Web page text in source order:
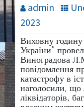
admin
2023
Виховну годину
України”
Виноградова
повідомлення
катастрофу в
наголосили, що
ліквідаторів,